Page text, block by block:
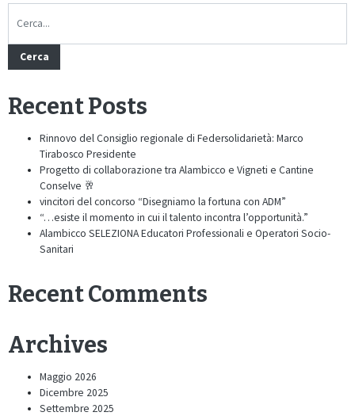
Cerca
Recent Posts
Rinnovo del Consiglio regionale di Federsolidarietà: Marco
Tirabosco Presidente
Progetto di collaborazione tra Alambicco e Vigneti e Cantine
Conselve 🥂
vincitori del concorso “Disegniamo la fortuna con ADM”
“…esiste il momento in cui il talento incontra l’opportunità.”
Alambicco SELEZIONA Educatori Professionali e Operatori Socio-
Sanitari
Recent Comments
Archives
Maggio 2026
Dicembre 2025
Settembre 2025